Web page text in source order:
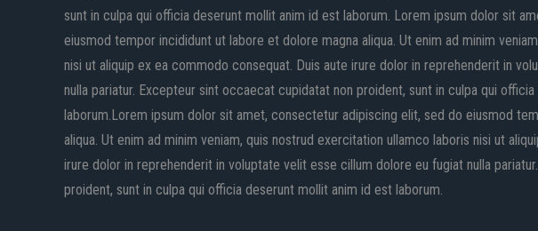
sunt in culpa qui officia deserunt mollit anim id est laborum. Lorem ipsum dolor sit
eiusmod tempor incididunt ut labore et dolore magna aliqua. Ut enim ad minim
nisi ut aliquip ex ea commodo consequat. Duis aute irure dolor in reprehenderit in
nulla pariatur. Excepteur sint occaecat cupidatat non proident, sunt in culpa qui
laborum.Lorem ipsum dolor sit amet, consectetur adipiscing elit, sed do eiusmod
aliqua. Ut enim ad minim veniam, quis nostrud exercitation ullamco laboris nisi ut
irure dolor in reprehenderit in voluptate velit esse cillum dolore eu fugiat nulla
proident, sunt in culpa qui officia deserunt mollit anim id est laborum.